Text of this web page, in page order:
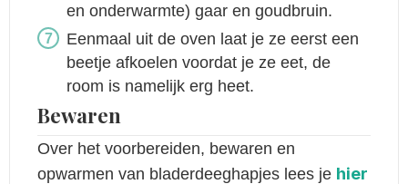
en onderwarmte) gaar en goudbruin.
Eenmaal uit de oven laat je ze eerst een
beetje afkoelen voordat je ze eet, de
room is namelijk erg heet.
Bewaren
Over het voorbereiden, bewaren en
opwarmen van bladerdeeghapjes lees je hier